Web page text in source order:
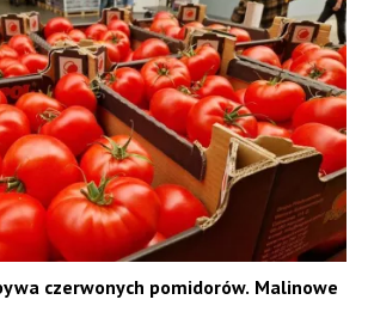
czerwonych pomidorów. Malinowe